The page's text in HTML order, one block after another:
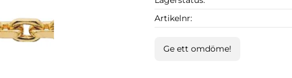
Artikelnr
Ge ett omdöme!